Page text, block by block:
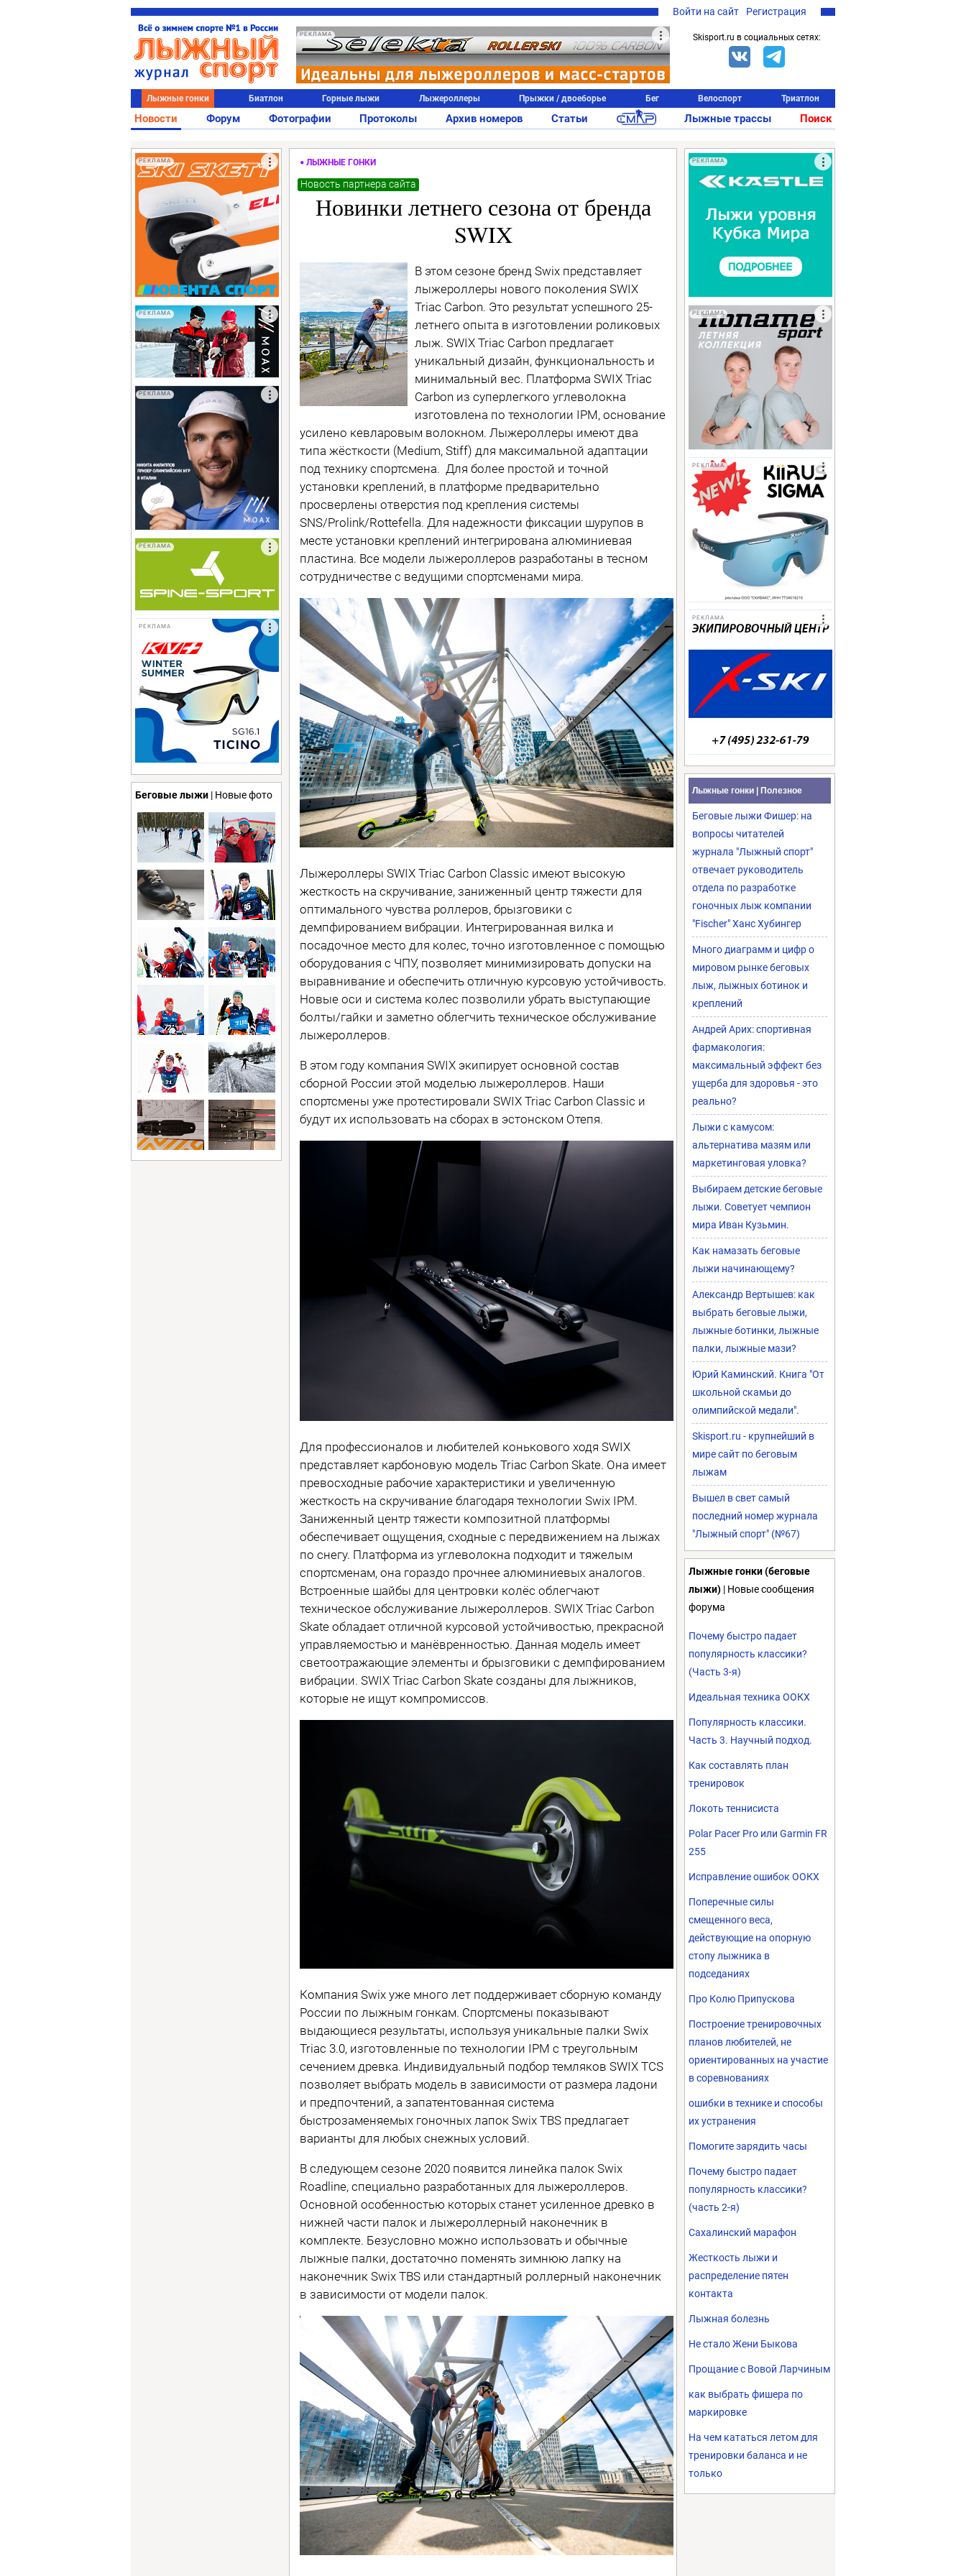
Войти на сайт Регистрация
РЕКЛАМА Skisport.ru в социальных сетях:
Лыжные гонки Биатлон Горные лыжи Лыжероллеры Прыжки / двоеборье Бег Велоспорт Триатлон
Новости Форум Фотографии Протоколы Архив номеров Статьи Лыжные трассы Поиск
РЕКЛАМА
РЕКЛАМА
РЕКЛАМА
РЕКЛАМА
РЕКЛАМА
Беговые лыжи | Новые фото
ЛЫЖНЫЕ ГОНКИ
Новость партнера сайта
Новинки летнего сезона от бренда
SWIX
В этом сезоне бренд Swix представляет
лыжероллеры нового поколения SWIX
Triac Carbon. Это результат успешного 25-
летнего опыта в изготовлении роликовых
лыж. SWIX Triac Carbon предлагает
уникальный дизайн, функциональность и
минимальный вес. Платформа SWIX Triac
Carbon из суперлегкого углеволокна
изготовлена по технологии IPM, основание
усилено кевларовым волокном. Лыжероллеры имеют два
типа жёсткости (Medium, Stiff) для максимальной адаптации
под технику спортсмена. Для более простой и точной
установки креплений, в платформе предварительно
просверлены отверстия под крепления системы
SNS/Prolink/Rottefella. Для надежности фиксации шурупов в
месте установки креплений интегрирована алюминиевая
пластина. Все модели лыжероллеров разработаны в тесном
сотрудничестве с ведущими спортсменами мира.
Лыжероллеры SWIX Triac Carbon Classic имеют высокую
жесткость на скручивание, заниженный центр тяжести для
оптимального чувства роллеров, брызговики с
демпфированием вибрации. Интегрированная вилка и
посадочное место для колес, точно изготовленное с помощью
оборудования с ЧПУ, позволяет минимизировать допуски на
выравнивание и обеспечить отличную курсовую устойчивость.
Новые оси и система колес позволили убрать выступающие
болты/гайки и заметно облегчить техническое обслуживание
лыжероллеров.
В этом году компания SWIX экипирует основной состав
сборной России этой моделью лыжероллеров. Наши
спортсмены уже протестировали SWIX Triac Carbon Classic и
будут их использовать на сборах в эстонском Отепя.
Для профессионалов и любителей конькового ходя SWIX
представляет карбоновую модель Triac Carbon Skate. Она имеет
превосходные рабочие характеристики и увеличенную
жесткость на скручивание благодаря технологии Swix IPM.
Заниженный центр тяжести композитной платформы
обеспечивает ощущения, сходные с передвижением на лыжах
по снегу. Платформа из углеволокна подходит и тяжелым
спортсменам, она гораздо прочнее алюминиевых аналогов.
Встроенные шайбы для центровки колёс облегчают
техническое обслуживание лыжероллеров. SWIX Triac Carbon
Skate обладает отличной курсовой устойчивостью, прекрасной
управляемостью и манёвренностью. Данная модель имеет
светоотражающие элементы и брызговики с демпфированием
вибрации. SWIX Triac Carbon Skate созданы для лыжников,
которые не ищут компромиссов.
Компания Swix уже много лет поддерживает сборную команду
России по лыжным гонкам. Спортсмены показывают
выдающиеся результаты, используя уникальные палки Swix
Triac 3.0, изготовленные по технологии IPM с треугольным
сечением древка. Индивидуальный подбор темляков SWIX TCS
позволяет выбрать модель в зависимости от размера ладони
и предпочтений, а запатентованная система
быстрозаменяемых гоночных лапок Swix TBS предлагает
варианты для любых снежных условий.
В следующем сезоне 2020 появится линейка палок Swix
Roadline, специально разработанных для лыжероллеров.
Основной особенностью которых станет усиленное древко в
нижней части палок и лыжероллерный наконечник в
комплекте. Безусловно можно использовать и обычные
лыжные палки, достаточно поменять зимнюю лапку на
наконечник Swix TBS или стандартный роллерный наконечник
в зависимости от модели палок.
РЕКЛАМА
РЕКЛАМА
РЕКЛАМА
РЕКЛАМА
Лыжные гонки | Полезное
Беговые лыжи Фишер: на
вопросы читателей
журнала "Лыжный спорт"
отвечает руководитель
отдела по разработке
гоночных лыж компании
"Fischer" Ханс Хубингер
Много диаграмм и цифр о
мировом рынке беговых
лыж, лыжных ботинок и
креплений
Андрей Арих: спортивная
фармакология:
максимальный эффект без
ущерба для здоровья - это
реально?
Лыжи с камусом:
альтернатива мазям или
маркетинговая уловка?
Выбираем детские беговые
лыжи. Советует чемпион
мира Иван Кузьмин.
Как намазать беговые
лыжи начинающему?
Александр Вертышев: как
выбрать беговые лыжи,
лыжные ботинки, лыжные
палки, лыжные мази?
Юрий Каминский. Книга "От
школьной скамьи до
олимпийской медали".
Skisport.ru - крупнейший в
мире сайт по беговым
лыжам
Вышел в свет самый
последний номер журнала
"Лыжный спорт" (№67)
Лыжные гонки (беговые
лыжи) | Новые сообщения
форума
Почему быстро падает
популярность классики?
(Часть 3-я)
Идеальная техника ООКХ
Популярность классики.
Часть 3. Научный подход.
Как составлять план
тренировок
Локоть теннисиста
Polar Pacer Pro или Garmin FR
255
Исправление ошибок ООКХ
Поперечные силы
смещенного веса,
действующие на опорную
стопу лыжника в
подседаниях
Про Колю Припускова
Построение тренировочных
планов любителей, не
ориентированных на участие
в соревнованиях
ошибки в технике и способы
их устранения
Помогите зарядить часы
Почему быстро падает
популярность классики?
(часть 2-я)
Сахалинский марафон
Жесткость лыжи и
распределение пятен
контакта
Лыжная болезнь
Не стало Жени Быкова
Прощание с Вовой Ларчиным
как выбрать фишера по
маркировке
На чем кататься летом для
тренировки баланса и не
только